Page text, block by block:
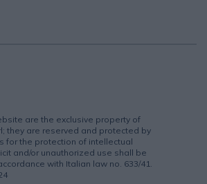
are the exclusive property of
they are reserved and protected by
for the protection of intellectual
and/or unauthorized use shall be
with Italian law no. 633/41.